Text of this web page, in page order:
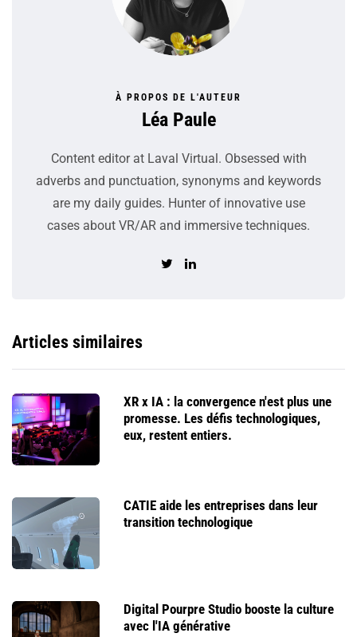
À PROPOS DE L'AUTEUR
Léa Paule
Content editor at Laval Virtual. Obsessed with
adverbs and punctuation, synonyms and keywords
are my daily guides. Hunter of innovative use
cases about VR/AR and immersive techniques.
Articles similaires
XR x IA : la convergence n'est plus une
promesse. Les défis technologiques,
eux, restent entiers.
CATIE aide les entreprises dans leur
transition technologique
Digital Pourpre Studio booste la culture
avec l'IA générative